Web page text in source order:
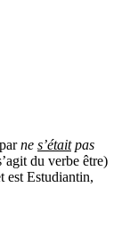
ne s’étaitpas
du verbe être)
Estudiantin,